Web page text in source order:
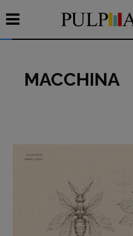
Primo Piano
Interviste
Archeologie
presente
Fumetti
MACCHINA